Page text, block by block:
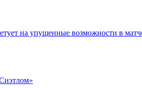
на упущенные возможности в